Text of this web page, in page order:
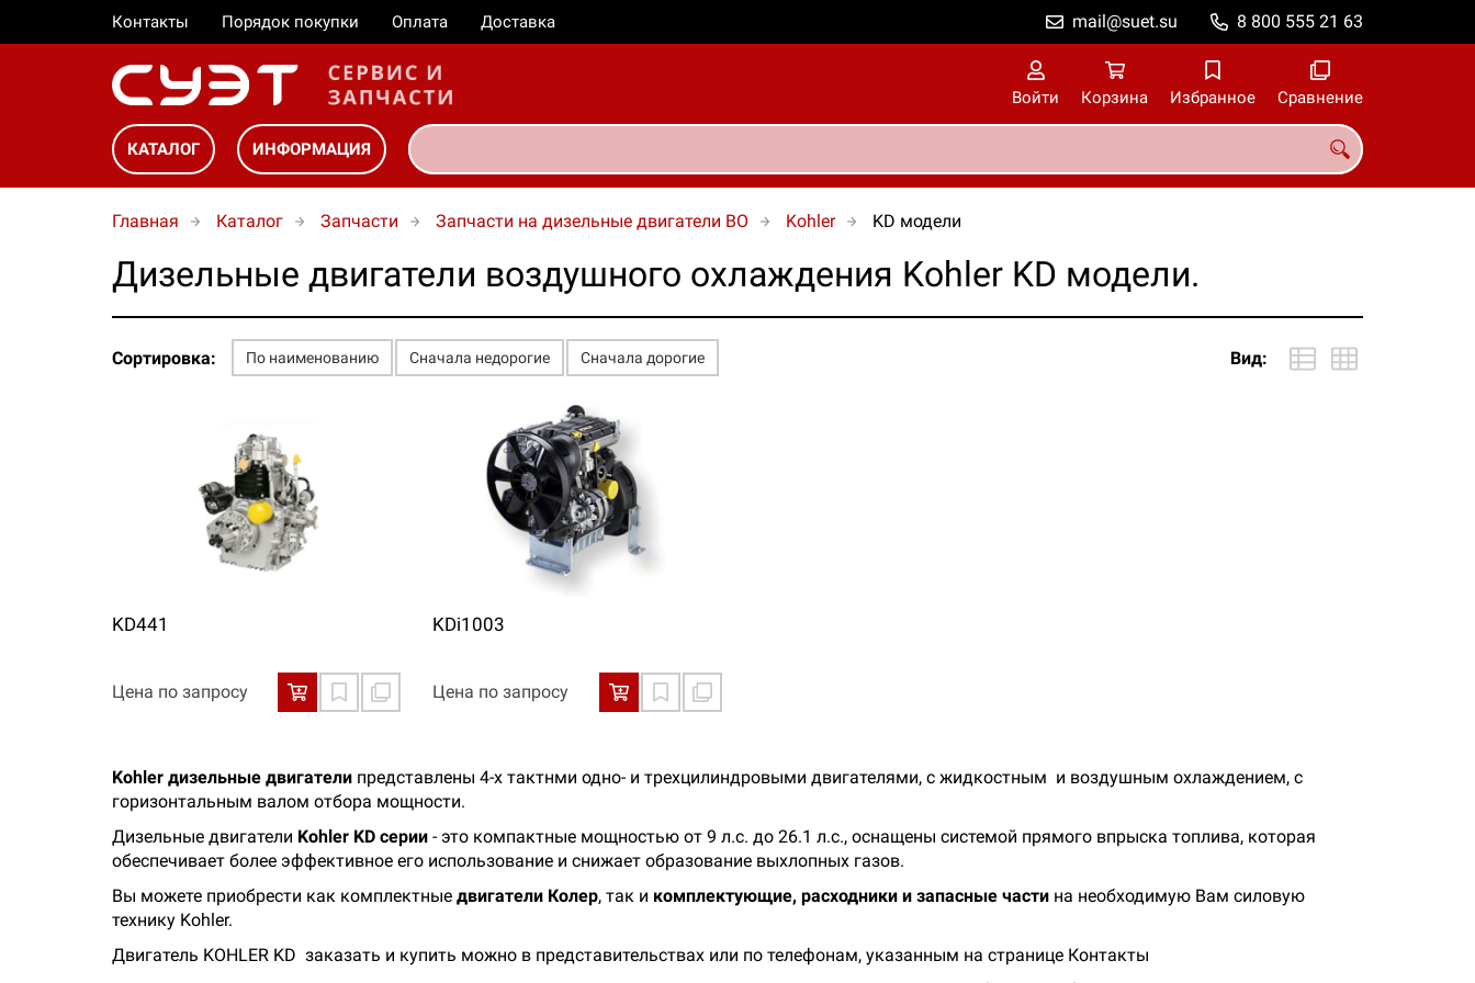
Контакты Порядок покупки Оплата Доставка 8 800 555 21 63
mail@suet.su
Войти Корзина Избранное Сравнение
КАТАЛОГ ИНФОРМАЦИЯ
Главная Каталог Запчасти Запчасти на дизельные двигатели ВО Kohler KD модели
Дизельные двигатели воздушного охлаждения Kohler KD модели.
Сортировка: По наименованию Сначала недорогие Сначала дорогие Вид:
KD441
Цена по запросу
KDi1003
Цена по запросу
Kohler дизельные двигатели представлены 4-х тактнми одно- и трехцилиндровыми двигателями, с жидкостным и воздушным охлаждением, с
горизонтальным валом отбора мощности.
Дизельные двигатели Kohler KD серии - это компактные мощностью от 9 л.с. до 26.1 л.с., оснащены системой прямого впрыска топлива, которая
обеспечивает более эффективное его использование и снижает образование выхлопных газов.
Вы можете приобрести как комплектные двигатели Колер, так и комплектующие, расходники и запасные части на необходимую Вам силовую
технику Kohler.
Двигатель KOHLER KD заказать и купить можно в представительствах или по телефонам, указанным на странице Контакты